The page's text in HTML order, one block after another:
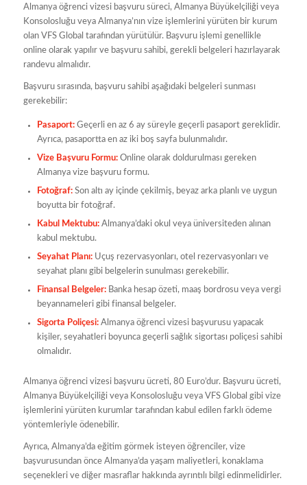
Almanya öğrenci vizesi başvuru süreci, Almanya Büyükelçiliği veya
Konsolosluğu veya Almanya’nın vize işlemlerini yürüten bir kurum
olan VFS Global tarafından yürütülür. Başvuru işlemi genellikle
online olarak yapılır ve başvuru sahibi, gerekli belgeleri hazırlayarak
randevu almalıdır.
Başvuru sırasında, başvuru sahibi aşağıdaki belgeleri sunması
gerekebilir:
Pasaport:Geçerli en az 6 ay süreyle geçerli pasaport gereklidir.
Ayrıca, pasaportta en az iki boş sayfa bulunmalıdır.
Vize Başvuru Formu:Online olarak doldurulması gereken
Almanya vize başvuru formu.
Fotoğraf:Son altı ay içinde çekilmiş, beyaz arka planlı ve uygun
boyutta bir fotoğraf.
Kabul Mektubu:Almanya’daki okul veya üniversiteden alınan
kabul mektubu.
Seyahat Planı:Uçuş rezervasyonları, otel rezervasyonları ve
seyahat planı gibi belgelerin sunulması gerekebilir.
Finansal Belgeler:Banka hesap özeti, maaş bordrosu veya vergi
beyannameleri gibi finansal belgeler.
Sigorta Poliçesi:Almanya öğrenci vizesi başvurusu yapacak
kişiler, seyahatleri boyunca geçerli sağlık sigortası poliçesi sahibi
olmalıdır.
Almanya öğrenci vizesi başvuru ücreti, 80 Euro’dur. Başvuru ücreti,
Almanya Büyükelçiliği veya Konsolosluğu veya VFS Global gibi vize
işlemlerini yürüten kurumlar tarafından kabul edilen farklı ödeme
yöntemleriyle ödenebilir.
Ayrıca, Almanya’da eğitim görmek isteyen öğrenciler, vize
başvurusundan önce Almanya’da yaşam maliyetleri, konaklama
seçenekleri ve diğer masraflar hakkında ayrıntılı bilgi edinmelidirler.